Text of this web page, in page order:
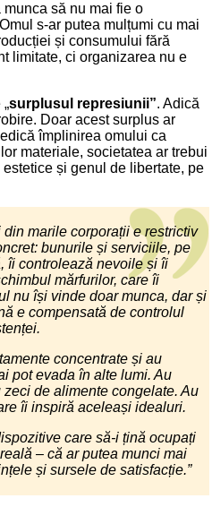
să nu mai fie o
s-ar putea mulțumi cu mai
și consumului fără
limitate, ci organizarea nu e
surplusul represiunii”. Adică
Doar acest surplus ar
împlinirea omului ca
materiale, societatea ar trebui
și genul de libertate, pe
din marile corporații e restrictiv
bunurile și serviciile, pe
îi controlează nevoile și îi
mărfurilor, care îi
nu își vinde doar munca, dar și
e compensată de controlul
concentrate și au
pot evada în alte lumi. Au
de alimente congelate. Au
îi inspiră aceleași idealuri.
care să-i țină ocupați
– că ar putea munci mai
și sursele de satisfacție.”